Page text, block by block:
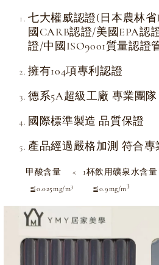
七大權威認證(日本農林省
國CARB認證/美國EPA認
證/中國ISO9001質量認證
擁有104項專利認證
德系5A超級工廠 專業團隊
國際標準製造 品質保證
產品經過嚴格加測 符合
甲酸含量 < 1杯飲用礦泉水含量
≦0.025mg/m3 ≦0.9mg/m3